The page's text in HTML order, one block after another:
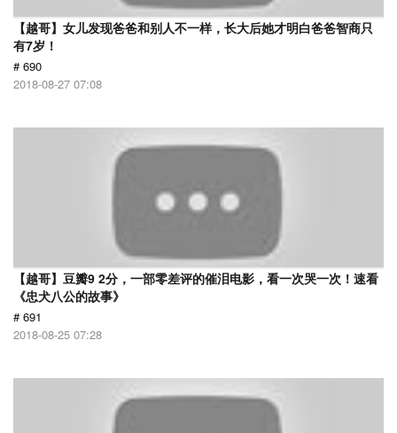
【越哥】女儿发现爸爸和别人不一样，长大后她才明白爸爸智商只
有7岁！
# 690
2018-08-27 07:08
【越哥】豆瓣9 2分，一部零差评的催泪电影，看一次哭一次！速看
《忠犬八公的故事》
# 691
2018-08-25 07:28